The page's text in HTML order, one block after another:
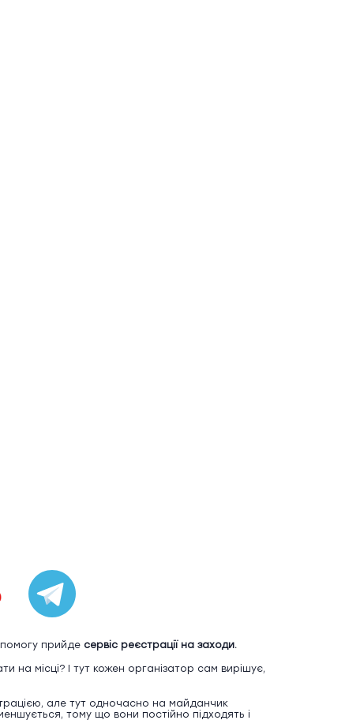
прийде сервіс реєстрації на заходи.
на місці? І тут кожен організатор сам вирішує,
але тут одночасно на майданчик
тому що вони постійно підходять і